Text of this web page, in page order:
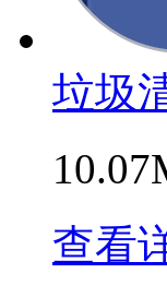
垃圾
查看